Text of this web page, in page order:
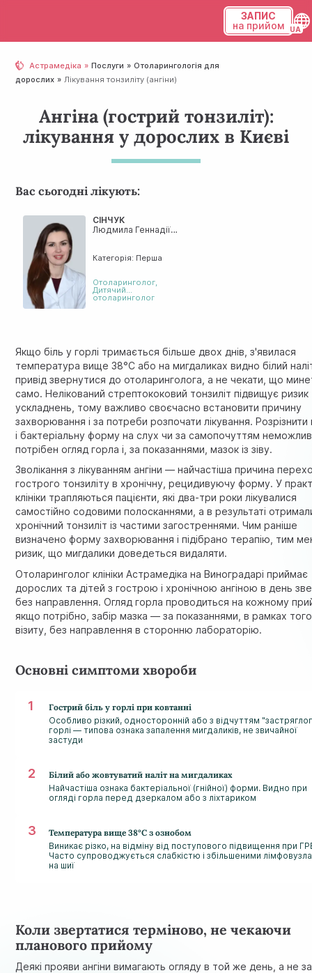
ЗАПИС
на прийом
Астрамедіка Послуги
Отолaрингологія для
дорослих
Лікування тонзиліту (ангіни)
Ангіна (гострий тонзиліт):
лікування у дорослих в Києві
Вас сьогодні лікують:
СІНЧУК
Людмила Геннадіївна
Категорія: Перша
Отоларинголог,
Дитячий
отоларинголог
Якщо біль у горлі тримається більше двох днів, з'явилася
температура вище 38°C або на мигдаликах видно білий
привід звернутися до отоларинголога, а не чекати, що
само. Нелікований стрептококовий тонзиліт підвищує ризик
ускладнень, тому важливо своєчасно встановити причину
захворювання і за потреби розпочати лікування. Розрізнити
і бактеріальну форму на слух чи за самопочуттям
потрібен огляд горла і, за показаннями, мазок із зіву.
Зволікання з лікуванням ангіни — найчастіша причина
гострого тонзиліту в хронічну, рецидивуючу форму. У
клініки трапляються пацієнти, які два-три роки лікувалися
самостійно содовими полосканнями, а в результаті
хронічний тонзиліт із частими загостреннями. Чим раніше
визначено форму захворювання і підібрано терапію, тим
ризик, що мигдалики доведеться видаляти.
Отоларинголог клініки Астрамедіка на Виноградарі приймає
дорослих та дітей з гострою і хронічною ангіною в день
без направлення. Огляд горла проводиться на кожному
якщо потрібно, забір мазка — за показаннями, в рамках
візиту, без направлення в сторонню лабораторію.
Основні симптоми хвороби
Гострий біль у горлі при ковтанні
Особливо різкий, односторонній або з відчуттям
горлі — типова ознака запалення мигдаликів, не звичайної
застуди
Білий або жовтуватий наліт на мигдаликах
Найчастіша ознака бактеріальної (гнійної) форми. Видно при
огляді горла перед дзеркалом або з ліхтариком
Температура вище 38°C з ознобом
Виникає різко, на відміну від поступового підвищення при
Часто супроводжується слабкістю і збільшеними
на шиї
Коли звертатися терміново, не чекаючи
планового прийому
Деякі прояви ангіни вимагають огляду в той же день, а не